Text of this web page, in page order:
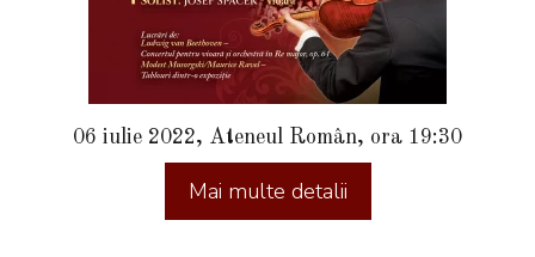
06 iulie 2022, Ateneul Român, ora 19:30